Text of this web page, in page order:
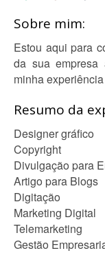
Sobre mim:
Estou aqui para
da sua empresa
minha
Resumo da
Designer gráfico
Copyright
Divulgação para
Artigo para Blogs
Digitação
Marketing Digital
Telemarketing
Gestão